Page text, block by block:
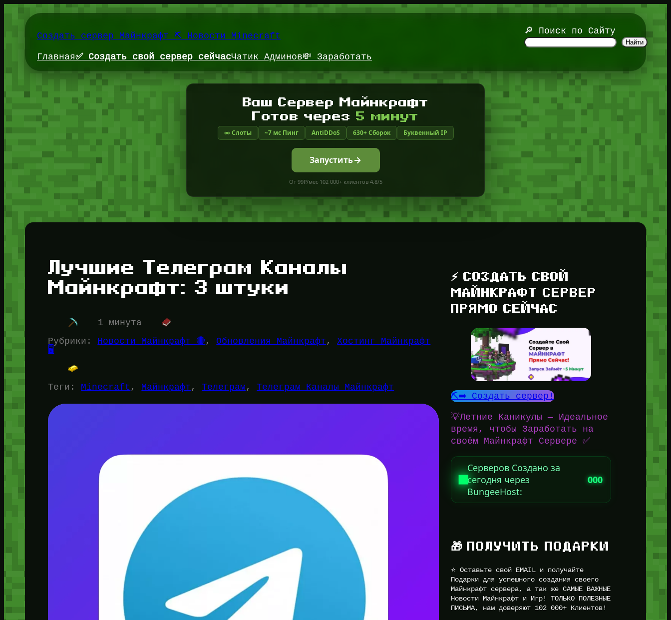
содержимомуСоздать сервер Майнкрафт ⛏️ Новости Minecraft
🔎 Поиск по Сайту
Найти
Главная✅ Создать свой сервер сейчасЧатик Админов💸 Заработать
Ваш Сервер Майнкрафт
Готов через5 минут
∞ Слоты ~7 мс Пинг AntiDDoS 630+ Сборок Буквенный IP
Запустить
От 99₽/мес·102 000+ клиентов·4.8/5
Лучшие Телеграм Каналы
Майнкрафт: 3 штуки
1 минута
Рубрики: Новости Майнкрафт 🔴 , Обновления Майнкрафт , Хостинг Майнкрафт
🖥️
Теги: Minecraft , Майнкрафт , Телеграм , Телеграм Каналы Майнкрафт
⚡ СОЗДАТЬ СВОЙ
МАЙНКРАФТ СЕРВЕР
ПРЯМО СЕЙЧАС
⛏️➡️ Создать сервер!
💡Летние Каникулы — Идеальное
время, чтобы Заработать на
своём Майнкрафт Сервере ✅
Серверов Создано за
сегодня через
BungeeHost:
000
🎁 ПОЛУЧИТЬ ПОДАРКИ
⭐ Оставьте свой EMAIL и получайте
Подарки для успешного создания своего
Майнкрафт сервера, а так же САМЫЕ ВАЖНЫЕ
Новости Майнкрафт и Игр! ТОЛЬКО ПОЛЕЗНЫЕ
ПИСЬМА, нам доверяют 102 000+ Клиентов!